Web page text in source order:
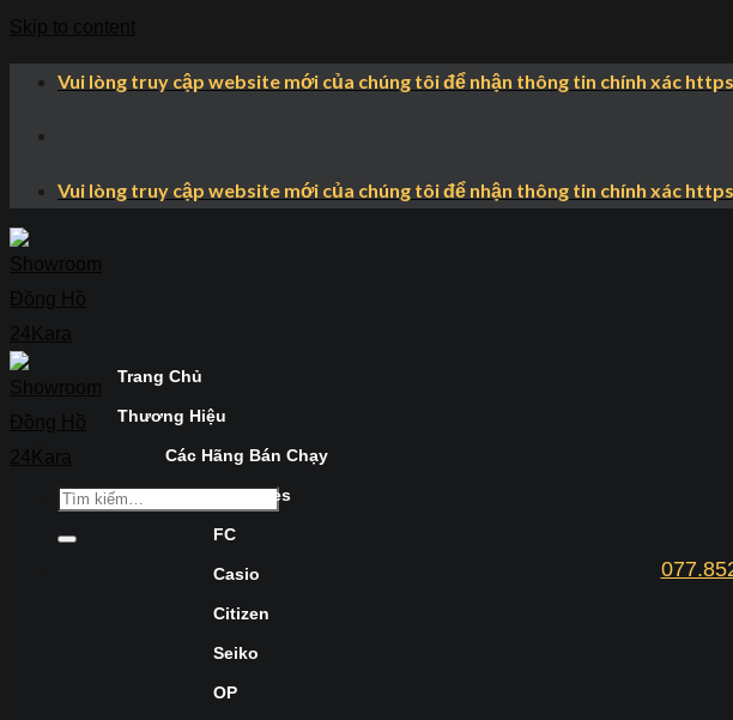
Vui lòng truy cập website mới của chúng tôi để nhận thông tin chính xác
Vui lòng truy cập website mới của chúng tôi để nhận thông tin chính xác
Trang Chủ
Thương Hiệu
Các Hãng Bán Chạy
Longines
FC
Casio
Citizen
Seiko
OP